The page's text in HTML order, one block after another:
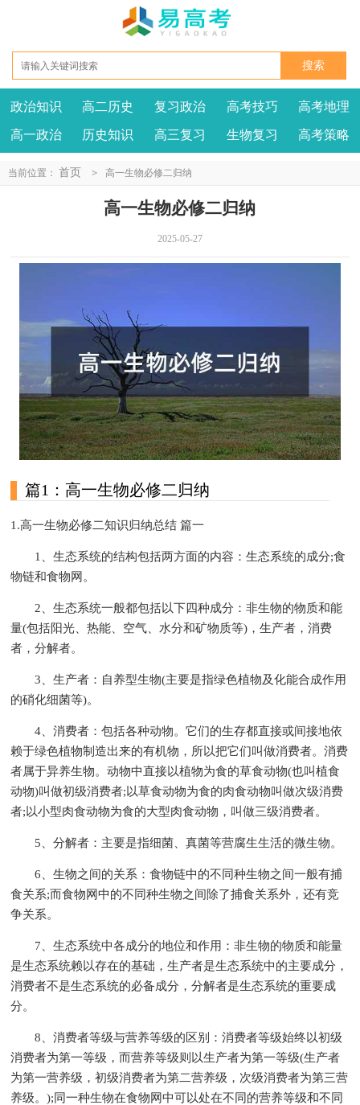
政治知识 高二历史 复习政治 高考技巧 高考地理
高一政治 历史知识 高三复习 生物复习 高考策略
当前位置： 首页 > 高一生物必修二归纳
高一生物必修二归纳
2025-05-27
篇1：高一生物必修二归纳
1.高一生物必修二知识归纳总结 篇一
1、生态系统的结构包括两方面的内容：生态系统的成分;食
物链和食物网。
2、生态系统一般都包括以下四种成分：非生物的物质和能
量(包括阳光、热能、空气、水分和矿物质等)，生产者，消费
者，分解者。
3、生产者：自养型生物(主要是指绿色植物及化能合成作用
的硝化细菌等)。
4、消费者：包括各种动物。它们的生存都直接或间接地依
赖于绿色植物制造出来的有机物，所以把它们叫做消费者。消费
者属于异养生物。动物中直接以植物为食的草食动物(也叫植食
动物)叫做初级消费者;以草食动物为食的肉食动物叫做次级消费
者;以小型肉食动物为食的大型肉食动物，叫做三级消费者。
5、分解者：主要是指细菌、真菌等营腐生生活的微生物。
6、生物之间的关系：食物链中的不同种生物之间一般有捕
食关系;而食物网中的不同种生物之间除了捕食关系外，还有竞
争关系。
7、生态系统中各成分的地位和作用：非生物的物质和能量
是生态系统赖以存在的基础，生产者是生态系统中的主要成分，
消费者不是生态系统的必备成分，分解者是生态系统的重要成
分。
8、消费者等级与营养等级的区别：消费者等级始终以初级
消费者为第一等级，而营养等级则以生产者为第一等级(生产者
为第一营养级，初级消费者为第二营养级，次级消费者为第三营
养级。);同一种生物在食物网中可以处在不同的营养等级和不同